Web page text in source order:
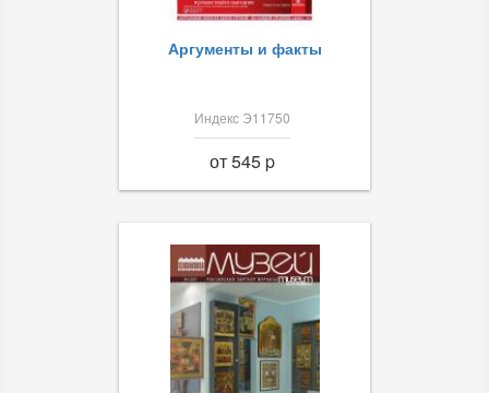
Аргументы и факты
Индекс Э11750
от 545 p